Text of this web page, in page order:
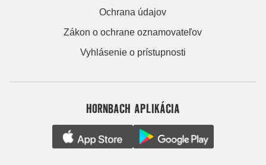
Ochrana údajov
Zákon o ochrane oznamovateľov
Vyhlásenie o prístupnosti
HORNBACH APLIKÁCIA